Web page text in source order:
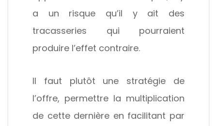
a un risque qu’il y ait des
tracasseries qui pourraient
produire l’effet contraire.
Il faut plutôt une stratégie de
l’offre, permettre la multiplication
de cette dernière en facilitant par